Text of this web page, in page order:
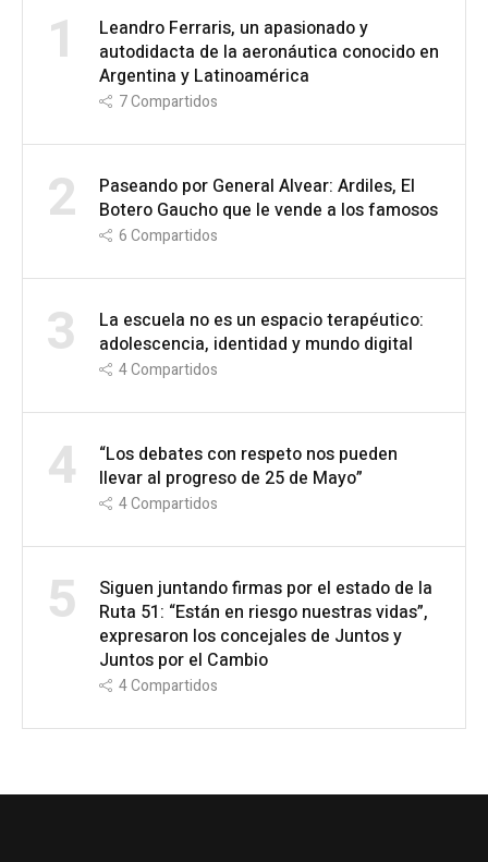
1
Leandro Ferraris, un apasionado y
autodidacta de la aeronáutica conocido en
Argentina y Latinoamérica
7Compartidos
2
Paseando por General Alvear: Ardiles, El
Botero Gaucho que le vende a los famosos
6Compartidos
3
La escuela no es un espacio terapéutico:
adolescencia, identidad y mundo digital
4Compartidos
4
“Los debates con respeto nos pueden
llevar al progreso de 25 de Mayo”
4Compartidos
5
Siguen juntando firmas por el estado de la
Ruta 51: “Están en riesgo nuestras vidas”,
expresaron los concejales de Juntos y
Juntos por el Cambio
4Compartidos